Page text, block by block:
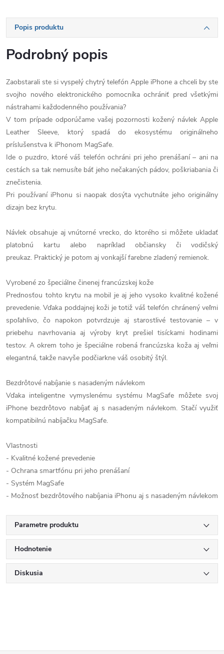
Popis produktu
Podrobný popis
Zaobstarali ste si vyspelý chytrý telefón Apple iPhone a chceli by ste
svojho nového elektronického pomocníka ochrániť pred všetkými
nástrahami každodenného používania?
V tom prípade odporúčame vašej pozornosti kožený návlek Apple
Leather Sleeve, ktorý spadá do ekosystému originálneho
príslušenstva k iPhonom MagSafe.
Ide o puzdro, ktoré váš telefón ochráni pri jeho prenášaní – ani na
cestách sa tak nemusíte báť jeho nečakaných pádov, poškriabania či
znečistenia.
Pri používaní iPhonu si naopak dosýta vychutnáte jeho originálny
dizajn bez krytu.
Návlek obsahuje aj vnútorné vrecko, do ktorého si môžete ukladať
platobnú kartu alebo napríklad občiansky či vodičský
preukaz. Praktický je potom aj vonkajší farebne zladený remienok.
Vyrobené zo špeciálne činenej francúzskej kože
Prednosťou tohto krytu na mobil je aj jeho vysoko kvalitné kožené
prevedenie. Vďaka poddajnej koži je totiž váš telefón chránený veľmi
spoľahlivo, čo napokon potvrdzuje aj starostlivé testovanie – v
priebehu navrhovania aj výroby kryt prešiel tisíckami hodinami
testov. A okrem toho je špeciálne robená francúzska koža aj veľmi
elegantná, takže navyše podčiarkne váš osobitý štýl.
Bezdrôtové nabíjanie s nasadeným návlekom
Vďaka inteligentne vymyslenému systému MagSafe môžete svoj
iPhone bezdrôtovo nabíjať aj s nasadeným návlekom. Stačí využiť
kompatibilnú nabíjačku MagSafe.
Vlastnosti
- Kvalitné kožené prevedenie
- Ochrana smartfónu pri jeho prenášaní
- Systém MagSafe
- Možnosť bezdrôtového nabíjania iPhonu aj s nasadeným návlekom
Parametre produktu
Hodnotenie
Diskusia